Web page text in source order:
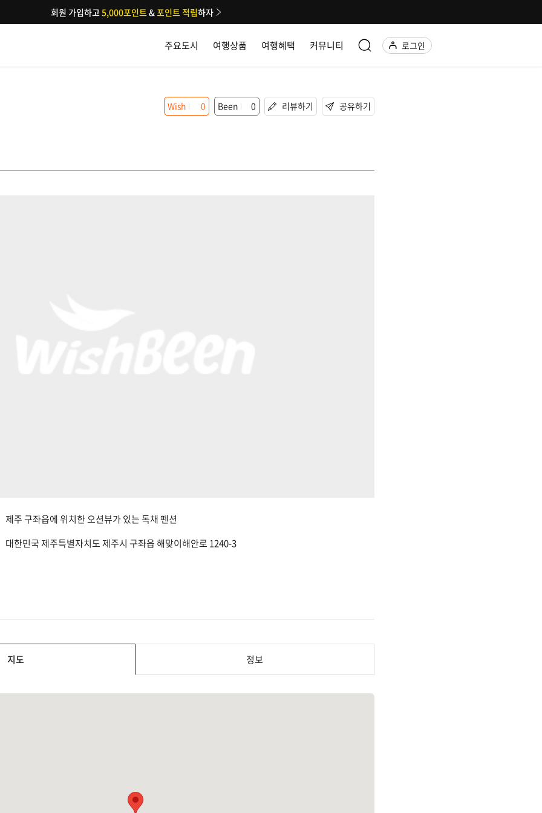
주요도시 여행상품 여행혜택 커뮤니티 로그인
회원 가입하고5,000포인트&포인트 적립하자
Wish 0 Been 0 리뷰하기 공유하기
제주 구좌읍에 위치한 오션뷰가 있는 독채 펜션
대한민국 제주특별자치도 제주시 구좌읍 해맞이해안로 1240-3
지도 정보